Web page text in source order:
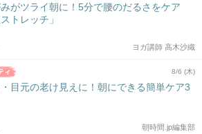
がツライ朝に！5分で腰のだるさをケア
ストレッチ」
ヨガ講師 高木沙織
8/6 (木)
目元の老け見えに！朝にできる簡単ケア3
朝時間.jp編集部